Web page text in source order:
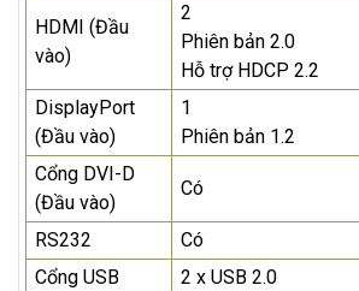
HDMI (Đầu
vào)
2
Phiên bản 2.0
Hỗ trợ HDCP 2.2
DisplayPort
(Đầu vào)
1
Phiên bản 1.2
Cổng DVI-D
(Đầu vào)
Có
RS232
Có
Cổng USB
2 x USB 2.0